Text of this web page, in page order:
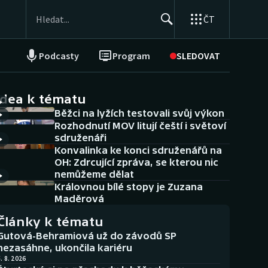
ČT
Podcasty Program SLEDOVAT
NEPŘEHLÉDNĚTE
Historické návraty
Aplikace ČT sport
AZ kvíz
k tématu
Běžci na lyžích testovali svůj výkon
Rozhodnutí MOV litují čeští i světoví
sdruženáři
Konvalinka ke konci sdruženářů na
OH: Zdrcující zpráva, se kterou nic
nemůžeme dělat
Královnou bílé stopy je Zuzana
Maděrová
k tématu
Behramiová už do závodů SP
ukončila kariéru
8. 2026